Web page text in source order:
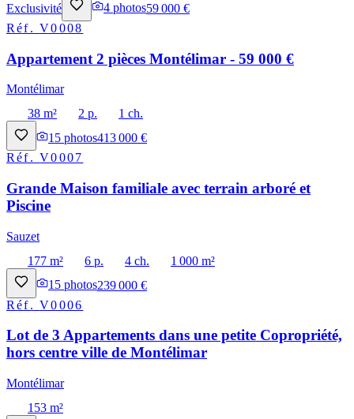
Exclusivité
4 photos59 000 €
Réf.V0008
Appartement 2 pièces Montélimar - 59 000 €
Montélimar
38 m²
2 p.
1 ch.
15 photos413 000 €
Réf.V0007
Grande Maison familiale avec terrain arboré et
Piscine
Sauzet
177 m²
6 p. 4 ch.
1 000 m²
15 photos239 000 €
Réf.V0006
Lot de 3 Appartements dans une petite Copropriété,
hors centre ville de Montélimar
Montélimar
153 m²